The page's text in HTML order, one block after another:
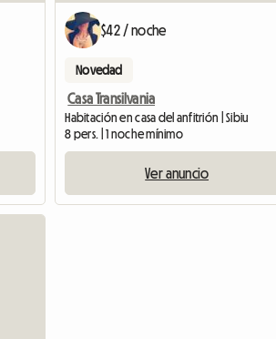
$42 / noche
Novedad
Casa Transilvania
Habitación en casa del anfitrión | Sibiu
8 pers. | 1 noche mínimo
Ver anuncio